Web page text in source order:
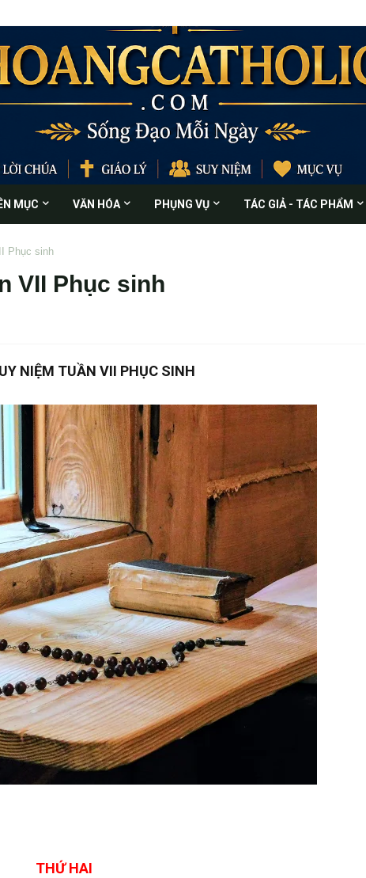
MỤC VĂN HÓA PHỤNG VỤ TÁC GIẢ - TÁC PHẨM
Phục sinh
VII Phục sinh
NIỆM TUẦN VII PHỤC SINH
THỨ HAI